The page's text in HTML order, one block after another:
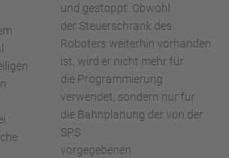
und gestoppt. Obwohl
der Steuerschrank des
Roboters weiterhin vorhanden
ist, wird er nicht mehr für
die Programmierung
verwendet, sondern nur für
die Bahnplanung der von der
SPS
vorgegebenen